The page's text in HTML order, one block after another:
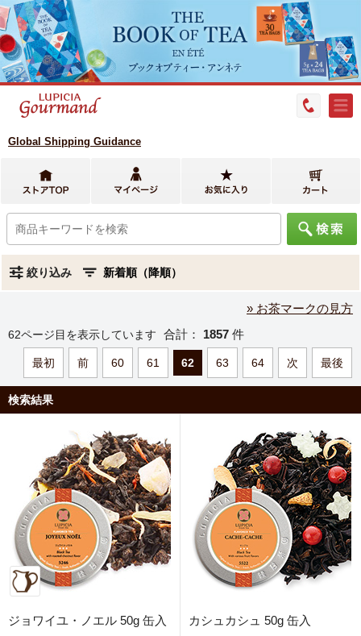
Global Shipping Guidance
絞り込み
» お茶マークの見方
62ページ目を表示しています 合計： 1857 件
最初 前 60 61 62 63 64 次 最後
検索結果
ジョワイユ・ノエル 50g 缶入
カシュカシュ 50g 缶入